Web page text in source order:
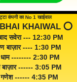
कंपनी का No 1 खाईवाल
KHAIWAL ⭕️
सवेरा --- 12:30 PM
बाज़ार ---- 1:30 PM
-------- 2:30 PM
बाज़ार ------ 3:05 PM
गणेश ------ 4:35 PM